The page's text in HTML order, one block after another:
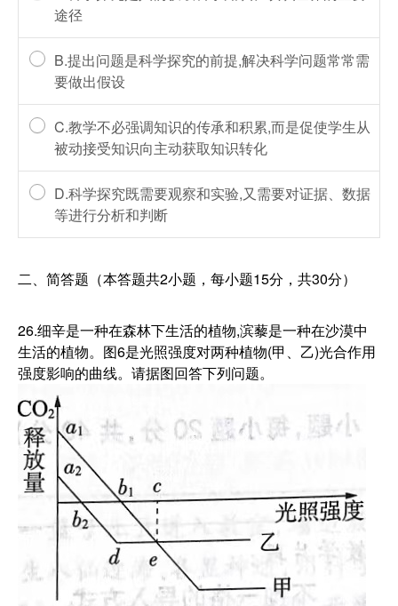
途径
B.提出问题是科学探究的前提,解决科学问题常常需
要做出假设
C.教学不必强调知识的传承和积累,而是促使学生从
被动接受知识向主动获取知识转化
D.科学探究既需要观察和实验,又需要对证据、数据
等进行分析和判断
二、简答题（本答题共2小题，每小题15分，共30分）
26.细辛是一种在森林下生活的植物,滨藜是一种在沙漠中
生活的植物。图6是光照强度对两种植物(甲、乙)光合作用
强度影响的曲线。请据图回答下列问题。